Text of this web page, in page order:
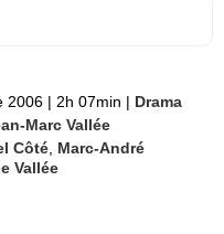
2006 | 2h 07min | Drama
Marc Vallée
Côté Marc-André
Vallée